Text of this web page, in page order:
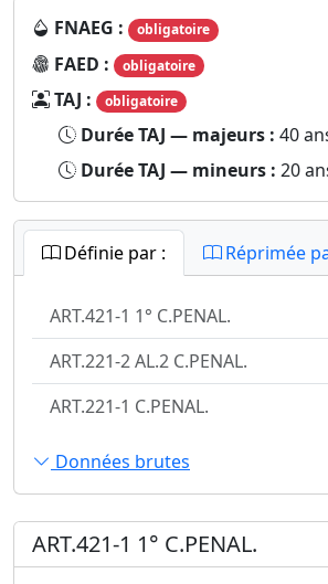
FNAEG : obligatoire
FAED : obligatoire
TAJ : obligatoire
Durée TAJ — majeurs : 40
Durée TAJ — mineurs : 20
Définie par : Réprimée
ART.421-1 1° C.PENAL.
ART.221-2 AL.2 C.PENAL.
ART.221-1 C.PENAL.
Données brutes
ART.421-1 1° C.PENAL.